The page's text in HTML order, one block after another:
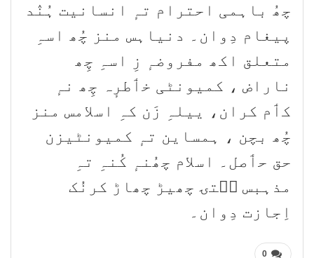
چھُ باہمی احترام تہٕ انسانیت ہُنٛد
پیغام دِوان۔ دنیاہس منز چُھ اسہِ
متعلق اکھ مفروضہٕ زِ اسہِ چِھ
ناراض ، کمیونٹی خٲطرٕہ چِھ نہٕ
کٲم کران، ییلہِ زَن کہِ اسلامس منز
چُھ بچن ، ہمساین تہٕ کمیونٹیزن
حق حٲصل۔ اسلام چھُنہٕ کُنہِ تہِ
مذہبس سۭتۍ چھیڑ چھاڑ کرنُک
اِجازت دِوان۔
0